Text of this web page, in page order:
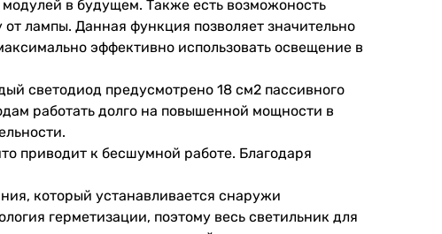
в будущем. Также есть возможоность
лампы. Данная функция позволяет значительно
эффективно использовать освещение в
светодиод предусмотрено 18 см2 пассивного
работать долго на повышенной мощности в
приводит к бесшумной работе. Благодаря
который устанавливается снаружи
герметизации, поэтому весь светильник для